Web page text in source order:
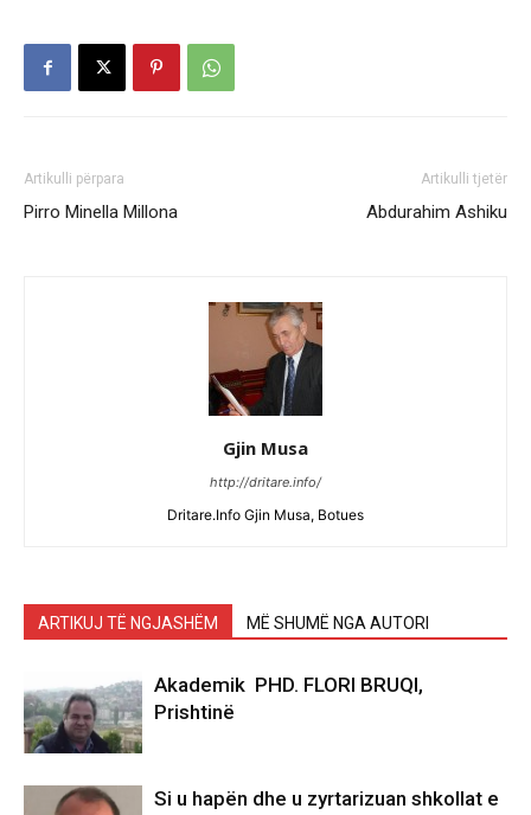
Artikulli përpara
Pirro Minella Millona
Artikulli tjetër
Abdurahim Ashiku
Gjin Musa
http://dritare.info/
Dritare.Info Gjin Musa, Botues
ARTIKUJ TË NGJASHËM MË SHUMË NGA AUTORI
Akademik PHD. FLORI BRUQI,
Prishtinë
Si u hapën dhe u zyrtarizuan shkollat e